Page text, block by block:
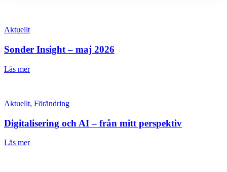
Aktuellt
Sonder Insight – maj 2026
Läs mer
Aktuellt, Förändring
Digitalisering och AI – från mitt perspektiv
Läs mer